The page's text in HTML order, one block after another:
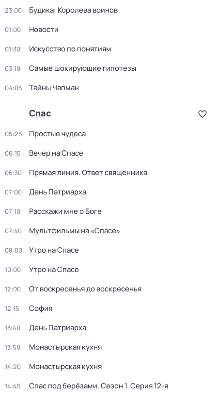
23:00 Будика: Королева воинов
01:00 Новости
01:30 Искусство по понятиям
03:10 Самые шoкиpующие гипотезы
04:05 Тaйны Чапман
Спас
05:25 Простые чудеса
06:15 Вечер на Спасе
06:30 Прямая линия. Ответ священника
07:00 Дeнь Патриаpха
07:10 Расскажи мне о Боге
07:40 Мультфильмы на «Спасе»
08:00 Утро на Спасе
10:00 Утро на Спасе
12:00 От воскресенья до воскресенья
12:15 София
13:40 Дeнь Патриаpха
13:50 Монастырская кухня
14:20 Монастырская кухня
14:45 Спас под берёзами. Сезон 1. Серия 12-я